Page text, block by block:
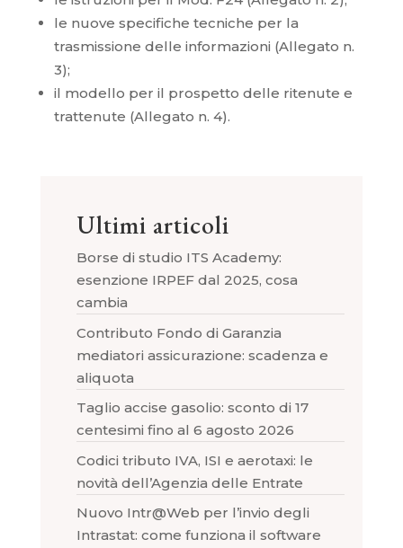
le nuove specifiche tecniche per la
trasmissione delle informazioni (Allegato n.
3);
il modello per il prospetto delle ritenute e
trattenute (Allegato n. 4).
Ultimi articoli
Borse di studio ITS Academy:
esenzione IRPEF dal 2025, cosa
cambia
Contributo Fondo di Garanzia
mediatori assicurazione: scadenza e
aliquota
Taglio accise gasolio: sconto di 17
centesimi fino al 6 agosto 2026
Codici tributo IVA, ISI e aerotaxi: le
novità dell’Agenzia delle Entrate
Nuovo Intr@Web per l’invio degli
Intrastat: come funziona il software